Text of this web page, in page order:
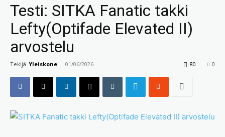
Testi: SITKA Fanatic takki
Lefty(Optifade Elevated II)
arvostelu
Tekijä Yleiskone - 01/06/2026 0
80